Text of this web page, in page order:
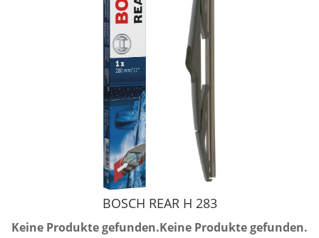
BOSCH REAR H 283
Keine Produkte gefunden.Keine Produkte gefunden.